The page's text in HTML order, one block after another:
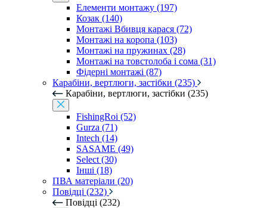
Елементи монтажу (197)
Козак (140)
Монтажі Вбивця карася (72)
Монтажі на коропа (103)
Монтажі на пружинах (28)
Монтажі на товстолоба і сома (31)
Фідерні монтажі (87)
Карабіни, вертлюги, застібки (235)
Карабіни, вертлюги, застібки (235)
FishingRoi (52)
Gurza (71)
Intech (14)
SASAME (49)
Select (30)
Інші (18)
ПВА матеріали (20)
Повідці (232)
Повідці (232)